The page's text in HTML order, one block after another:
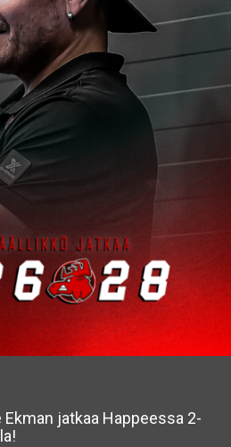
jatkaa Happeessa 2-